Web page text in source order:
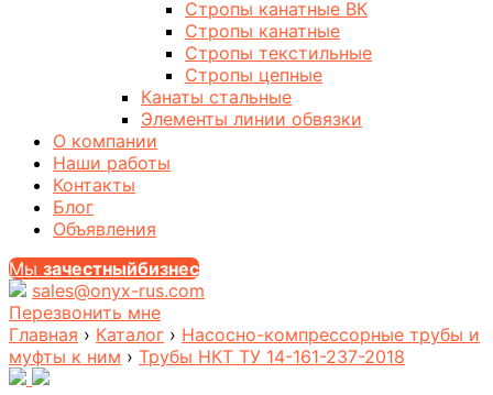
Стропы канатные ВК
Стропы канатные
Стропы текстильные
Стропы цепные
Канаты стальные
Элементы линии обвязки
О компании
Наши работы
Контакты
Блог
Объявления
Мы зачестныйбизнес
sales@onyx-rus.com
Перезвонить мне
Главная › Каталог › Насосно-компрессорные трубы и
муфты к ним › Трубы НКТ ТУ 14-161-237-2018